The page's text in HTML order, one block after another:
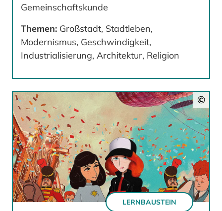
Gemeinschaftskunde
Themen: Großstadt, Stadtleben,
Modernismus, Geschwindigkeit,
Industrialisierung, Architektur, Religion
©
LERNBAUSTEIN